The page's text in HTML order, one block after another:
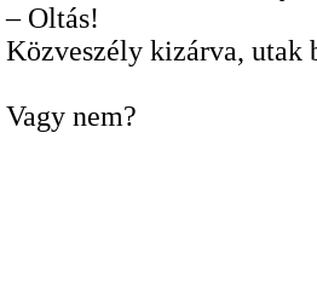
– Oltás!
Közveszély kizárva, utak
Vagy nem?